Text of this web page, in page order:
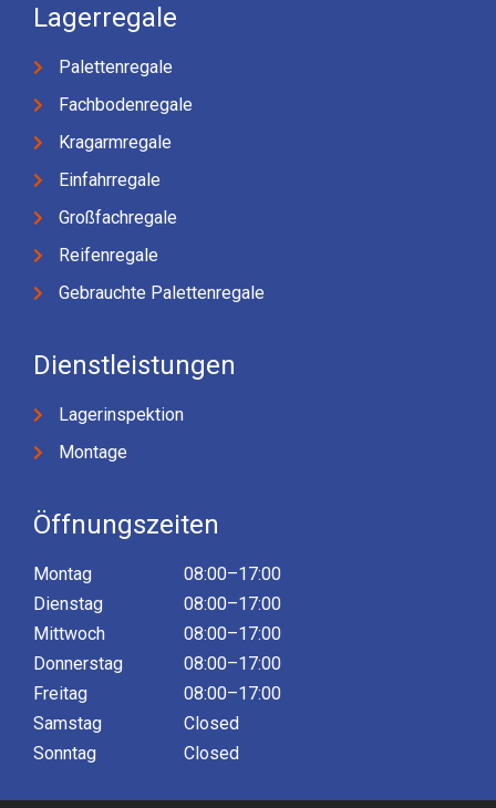
Lagerregale
Palettenregale
Fachbodenregale
Kragarmregale
Einfahrregale
Großfachregale
Reifenregale
Gebrauchte Palettenregale
Dienstleistungen
Lagerinspektion
Montage
Öffnungszeiten
Montag
Dienstag
Mittwoch
Donnerstag
Freitag
Samstag
Sonntag
08:00–17:00
08:00–17:00
08:00–17:00
08:00–17:00
08:00–17:00
Closed
Closed